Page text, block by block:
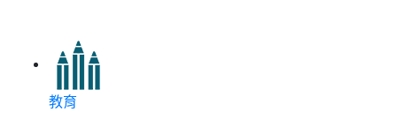
教育